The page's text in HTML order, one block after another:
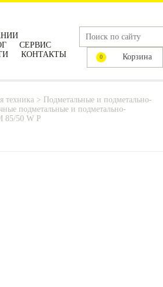
СЕРВИС
КОНТАКТЫ 0 Корзина
техника > Подметальные и подметально-
подметальные и подметально-
85/50 W P